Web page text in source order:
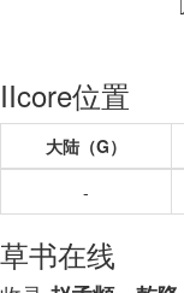
IIcore位置
大陆（G）
-
草书在线